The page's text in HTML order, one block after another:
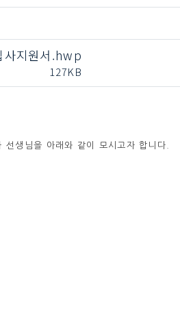
사지원서.hwp
127KB
생님을 아래와 같이 모시고자 합니다.